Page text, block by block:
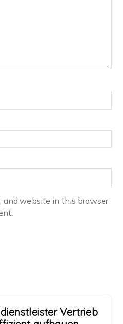
and website in this browser
Vertrieb